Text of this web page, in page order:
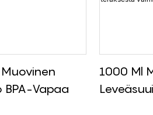
BPA-Vapaa
1000 Ml